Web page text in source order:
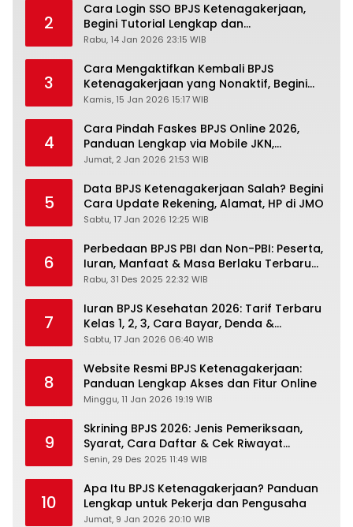
2
Cara Login SSO BPJS Ketenagakerjaan,
Begini Tutorial Lengkap dan
Pengertiannya
Rabu, 14 Jan 2026 23:15 WIB
3
Cara Mengaktifkan Kembali BPJS
Ketenagakerjaan yang Nonaktif, Begini
Panduan Lengkapnya
Kamis, 15 Jan 2026 15:17 WIB
4
Cara Pindah Faskes BPJS Online 2026,
Panduan Lengkap via Mobile JKN,
PANDAWA & Offiline Kantor Cabang
Jumat, 2 Jan 2026 21:53 WIB
5
Data BPJS Ketenagakerjaan Salah? Begini
Cara Update Rekening, Alamat, HP di JMO
Sabtu, 17 Jan 2026 12:25 WIB
6
Perbedaan BPJS PBI dan Non-PBI: Peserta,
Iuran, Manfaat & Masa Berlaku Terbaru
2026
Rabu, 31 Des 2025 22:32 WIB
7
Iuran BPJS Kesehatan 2026: Tarif Terbaru
Kelas 1, 2, 3, Cara Bayar, Denda &
Panduan Lengkap Peserta JKN-KIS
Sabtu, 17 Jan 2026 06:40 WIB
8
Website Resmi BPJS Ketenagakerjaan:
Panduan Lengkap Akses dan Fitur Online
Minggu, 11 Jan 2026 19:19 WIB
9
Skrining BPJS 2026: Jenis Pemeriksaan,
Syarat, Cara Daftar & Cek Riwayat
Kesehatan Gratis
Senin, 29 Des 2025 11:49 WIB
10
Apa Itu BPJS Ketenagakerjaan? Panduan
Lengkap untuk Pekerja dan Pengusaha
Jumat, 9 Jan 2026 20:10 WIB